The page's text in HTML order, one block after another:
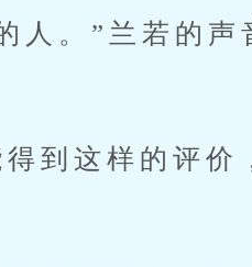
。”兰若的声
这样的评价